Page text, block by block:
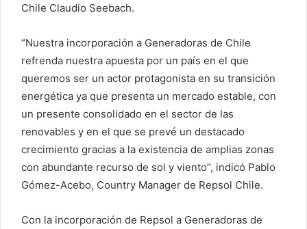
Chile Claudio Seebach.
“Nuestra incorporación a Generadoras de Chile
refrenda nuestra apuesta por un país en el que
queremos ser un actor protagonista en su transición
energética ya que presenta un mercado estable, con
un presente consolidado en el sector de las
renovables y en el que se prevé un destacado
crecimiento gracias a la existencia de amplias zonas
con abundante recurso de sol y viento”, indicó Pablo
Gómez-Acebo, Country Manager de Repsol Chile.
Con la incorporación de Repsol a Generadoras de